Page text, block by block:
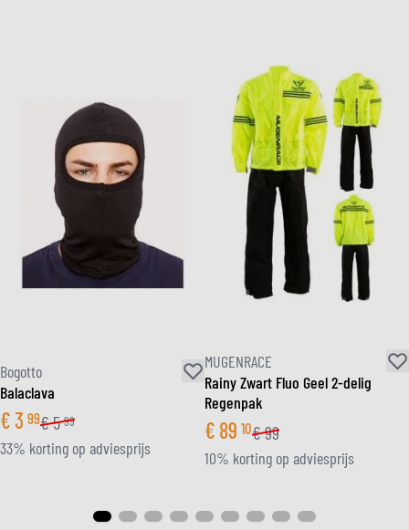
Bogotto
Balaclava
€3 99€5 99
33% korting op adviesprijs
MUGENRACE
Rainy Zwart Fluo Geel 2-delig
Regenpak
€ 89 10€99
10% korting op adviesprijs